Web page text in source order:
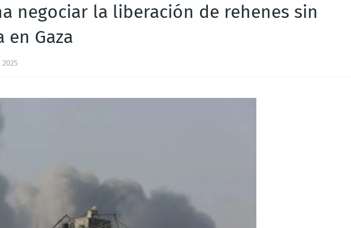
negociar la liberación de rehenes sin
Gaza